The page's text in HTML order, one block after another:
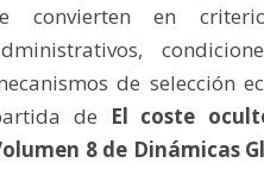
convierten en
de selección
de
El coste
8 de Dinámicas